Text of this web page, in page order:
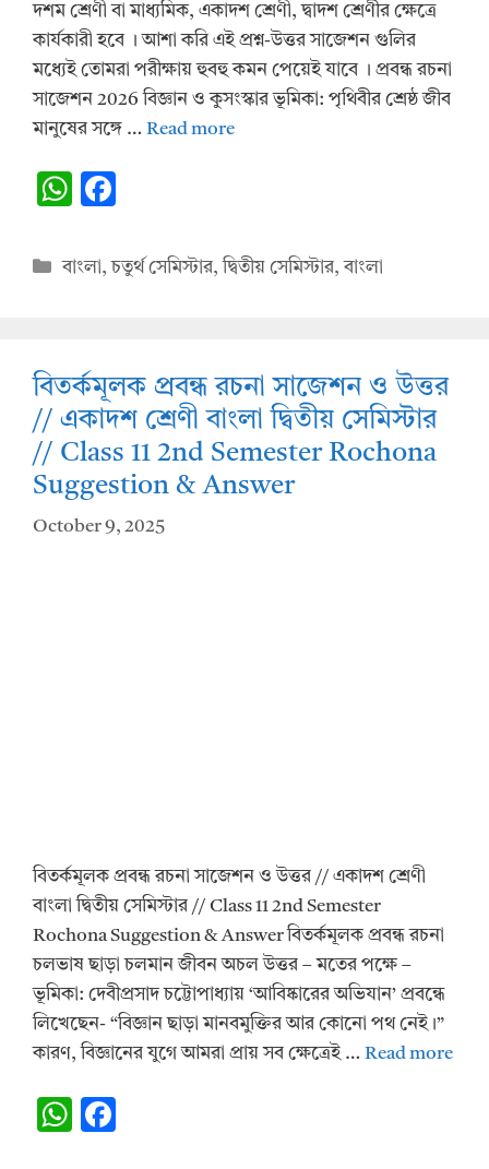
দশম শ্রেণী বা মাধ্যমিক, একাদশ শ্রেণী, দ্বাদশ শ্রেণীর ক্ষেত্রে
কার্যকারী হবে ।‌ আশা করি এই প্রশ্ন-উত্তর সাজেশন গুলির
মধ্যেই তোমরা পরীক্ষায় হুবহু কমন পেয়েই যাবে । প্রবন্ধ রচনা
সাজেশন 2026 বিজ্ঞান ও কুসংস্কার ভূমিকা: পৃথিবীর শ্রেষ্ঠ জীব
মানুষের সঙ্গে … Read more
W
at
p
p
e
k
Categories
বাংলা,চতুর্থ সেমিস্টার,দ্বিতীয় সেমিস্টার,বাংলা
বিতর্কমূলক প্রবন্ধ রচনা সাজেশন ও উত্তর
// একাদশ শ্রেণী বাংলা দ্বিতীয় সেমিস্টার
// Class 11 2nd Semester Rochona
Suggestion & Answer
October 9, 2025
বিতর্কমূলক প্রবন্ধ রচনা সাজেশন ও উত্তর // একাদশ শ্রেণী
বাংলা দ্বিতীয় সেমিস্টার // Class 11 2nd Semester
Rochona Suggestion & Answer বিতর্কমূলক প্রবন্ধ রচনা
চলভাষ ছাড়া চলমান জীবন অচল উত্তর – মতের পক্ষে –
ভূমিকা: দেবীপ্রসাদ চট্টোপাধ্যায় ‘আবিষ্কারের অভিযান’ প্রবন্ধে
লিখেছেন- “বিজ্ঞান ছাড়া মানবমুক্তির আর কোনো পথ নেই।”
কারণ, বিজ্ঞানের যুগে আমরা প্রায় সব ক্ষেত্রেই … Read more
W